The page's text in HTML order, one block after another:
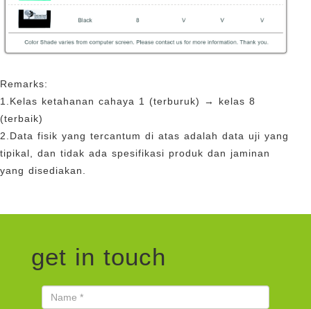
Remarks:
1.Kelas ketahanan cahaya 1 (terburuk) → kelas 8
(terbaik)
2.Data fisik yang tercantum di atas adalah data uji yang
tipikal, dan tidak ada spesifikasi produk dan jaminan
yang disediakan.
get in touch